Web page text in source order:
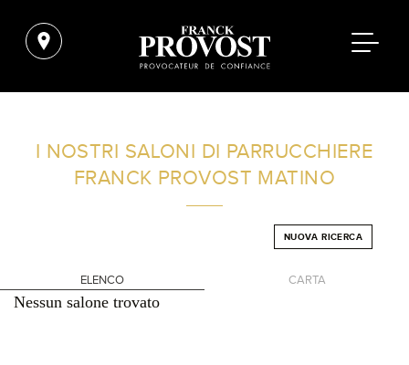
FILTRI AVANZATI
I NOSTRI SALONI DI PARRUCCHIERE
FRANCK PROVOST MATINO
NUOVA RICERCA
ELENCO CARTA
Nessun salone trovato